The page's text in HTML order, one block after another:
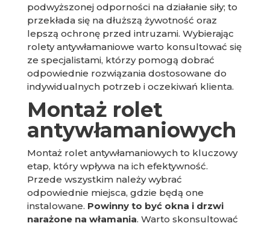
podwyższonej odporności na działanie siły; to
przekłada się na dłuższą żywotność oraz
lepszą ochronę przed intruzami. Wybierając
rolety antywłamaniowe warto konsultować się
ze specjalistami, którzy pomogą dobrać
odpowiednie rozwiązania dostosowane do
indywidualnych potrzeb i oczekiwań klienta.
Montaż rolet
antywłamaniowych
Montaż rolet antywłamaniowych to kluczowy
etap, który wpływa na ich efektywność.
Przede wszystkim należy wybrać
odpowiednie miejsca, gdzie będą one
instalowane. Powinny to być okna i drzwi
narażone na włamania. Warto skonsultować